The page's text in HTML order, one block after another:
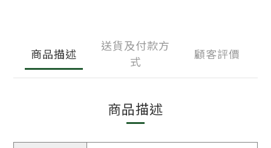
商品描述
送貨及付款方
式
顧客評價
商品描述